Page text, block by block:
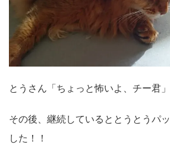
とうさん「ちょっと怖いよ、チー君」
その後、継続しているととうとうパ
した！！